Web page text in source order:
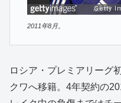
2011年8月。
ロシア・プレミアリーグ
クワへ移籍。4年契約の